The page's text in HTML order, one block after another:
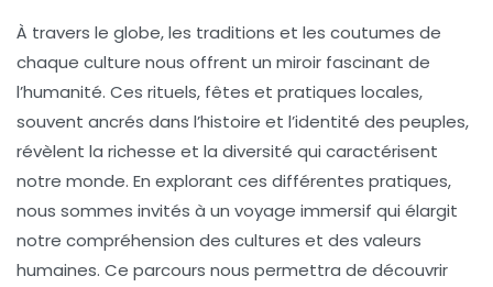
À travers le globe,les traditions et les coutumes de
chaque culture nous offrent un miroir fascinant de
l’humanité. Ces rituels, fêtes et pratiques locales,
souvent ancrés dans l’histoire et l’identité des peuples,
révèlent la richesse et la diversité qui caractérisent
notre monde. En explorant ces différentes pratiques,
nous sommes invités à un voyage immersif qui élargit
notre compréhension des cultures et des valeurs
humaines. Ce parcours nous permettra de découvrir